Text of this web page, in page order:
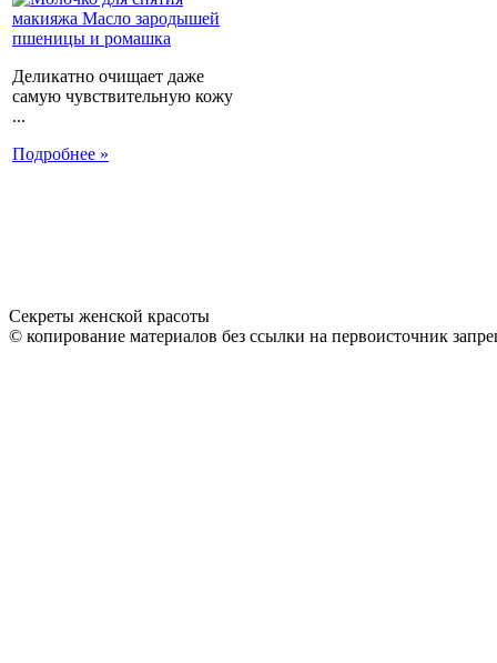
Деликатно очищает даже
самую чувствительную кожу
...
Подробнее »
Секреты женской красоты
© копирование материалов без ссылки на первоисточник